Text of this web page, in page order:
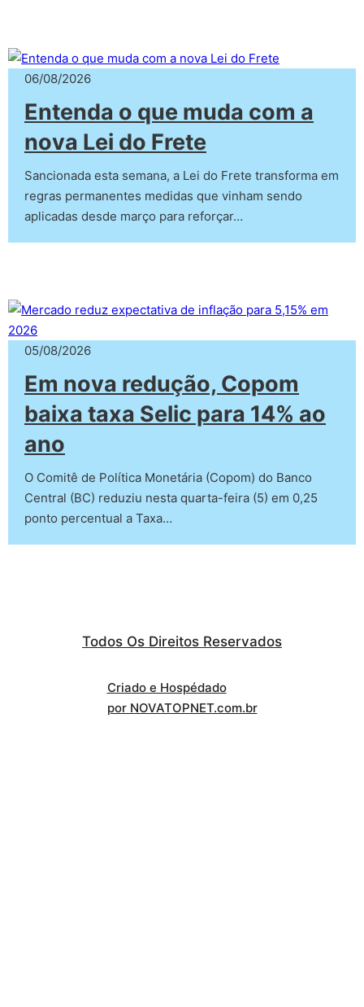
06/08/2026
Entenda o que muda com a
nova Lei do Frete
Sancionada esta semana, a Lei do Frete transforma em
regras permanentes medidas que vinham sendo
aplicadas desde março para reforçar…
05/08/2026
Em nova redução, Copom
baixa taxa Selic para 14% ao
ano
O Comitê de Política Monetária (Copom) do Banco
Central (BC) reduziu nesta quarta-feira (5) em 0,25
ponto percentual a Taxa…
Todos Os Direitos Reservados
Criado e Hospédado
por NOVATOPNET.com.br